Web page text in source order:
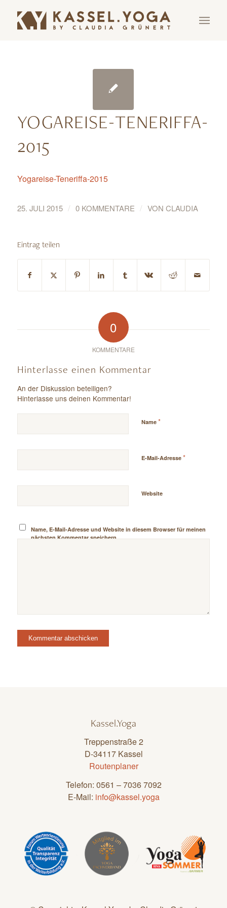
YOGAREISE-TENERIFFA-
2015
Yogareise-Teneriffa-2015
25. JULI 2015 / 0 KOMMENTARE / VON CLAUDIA
Eintrag teilen
0
KOMMENTARE
Hinterlasse einen Kommentar
An der Diskussion beteiligen?
Hinterlasse uns deinen Kommentar!
Name *
E-Mail-Adresse *
Website
Name, E-Mail-Adresse und Website in diesem Browser für meinen
nächsten Kommentar speichern.
Kassel.Yoga
Treppenstraße 2
D-34117 Kassel
Routenplaner
Telefon: 0561 – 7036 7092
E-Mail: info@kassel.yoga